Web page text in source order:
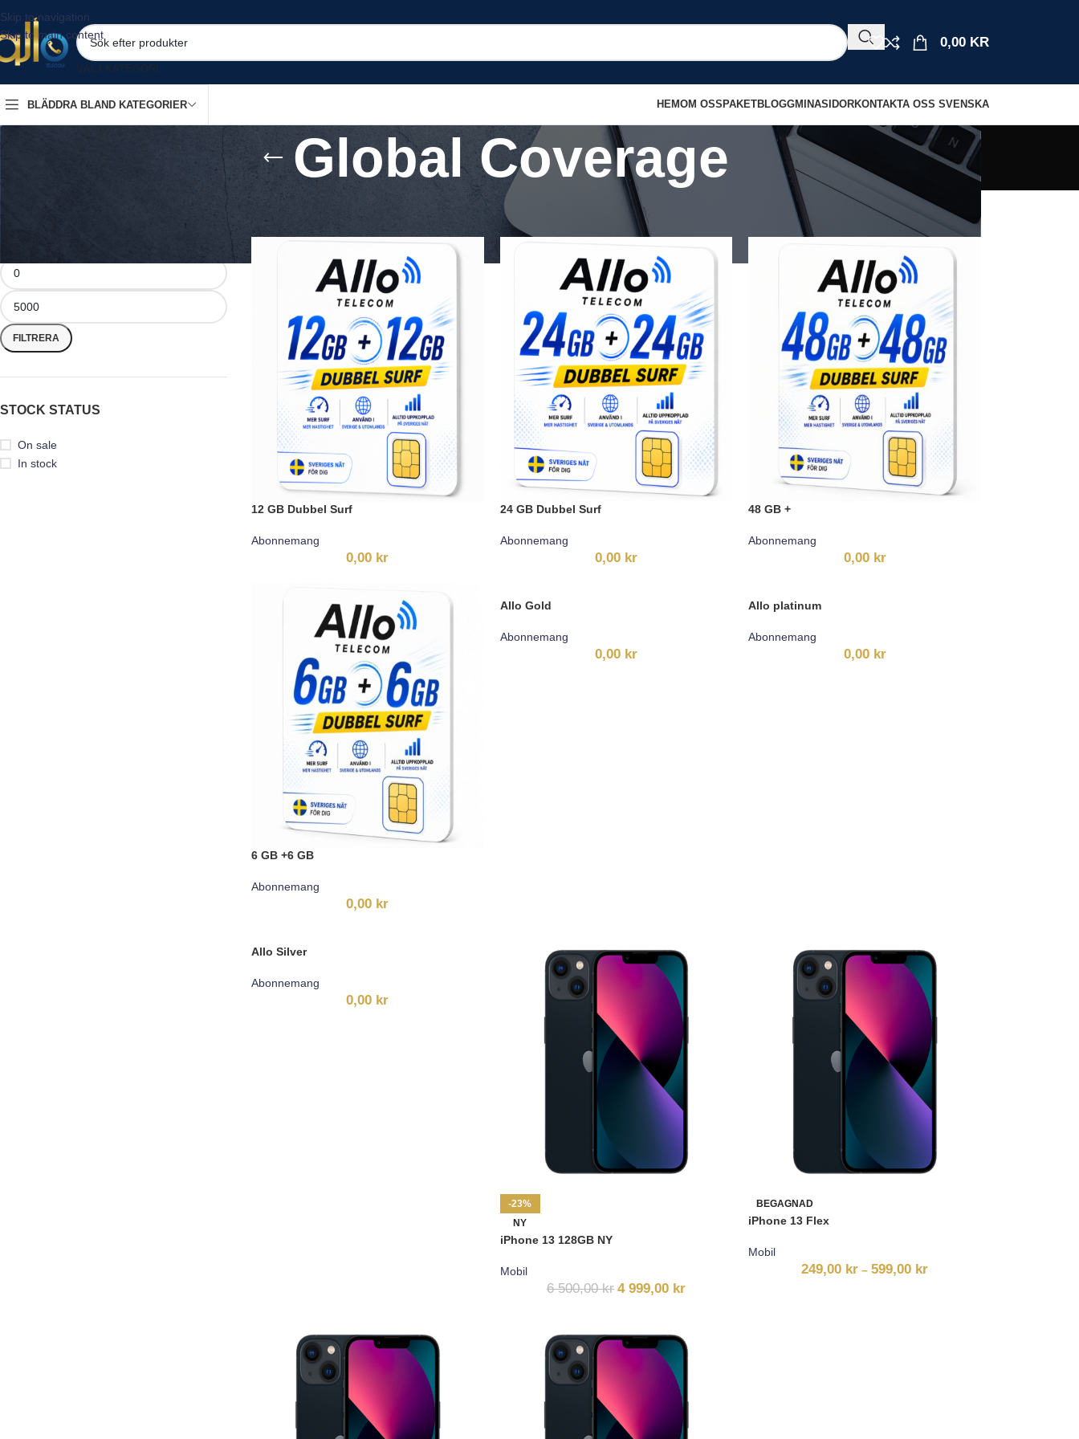
Skip to navigation
Skip to main content
VÄLJ KATEGORI
0,00 KR
BLÄDDRA BLAND KATEGORIER HEMOM OSS PAKETBLOGGMINASIDORKONTAKTA OSS SVENSKA
Global Coverage
FILTRERA
STOCK STATUS
On sale
In stock
Produkter märkta ”Global Coverage” Show
12 GB Dubbel Surf
Abonnemang
0,00 kr
24 GB Dubbel Surf
Abonnemang
0,00 kr
48 GB +
Abonnemang
0,00 kr
6 GB +6 GB
Abonnemang
0,00 kr
Allo Gold
Abonnemang
0,00 kr
Allo platinum
Abonnemang
0,00 kr
Allo Silver
Abonnemang
0,00 kr
-23%
NY
iPhone 13 128GB NY
Mobil
6 500,00kr 4 999,00 kr
BEGAGNAD
iPhone 13 Flex
Mobil
249,00 kr – 599,00 kr